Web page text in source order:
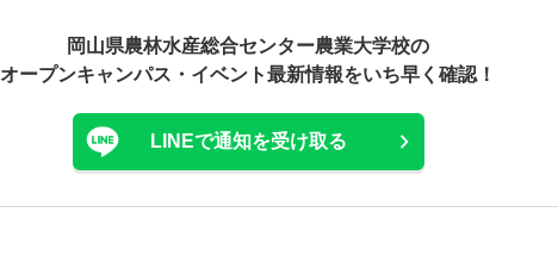
岡山県農林水産総合センター農業大学校の
オープンキャンパス・ イベント最新情報をいち早く確認！
LINEで通知を受け取る